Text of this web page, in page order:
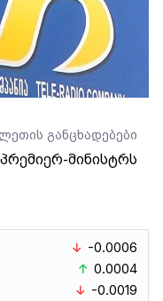
განცხადებები
მინისტრს
-0.0006
0.0004
-0.0019